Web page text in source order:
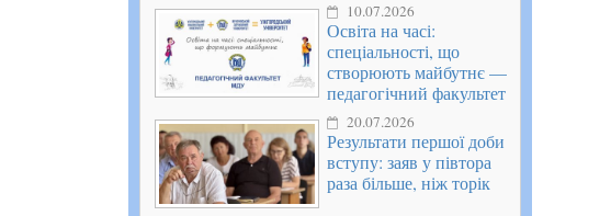
10.07.2026
Освіта на часі:
спеціальності, що
створюють майбутнє —
педагогічний факультет
20.07.2026
Результати першої доби
вступу: заяв у півтора
раза більше, ніж торік